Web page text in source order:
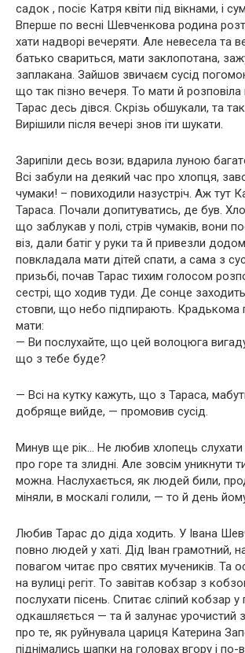
садок , посіє Катря квіти під вікнами, і
Вперше по весні Шевченкова родина
хати надворі вечеряти. Але невесела та
батько свариться, мати заклопотана,
заплакана. Зайшов звичаєм сусід
що так пізно вечеря. То мати й розповіла
Тарас десь дівся. Скрізь обшукали, та
Вирішили після вечері знов іти шукати.
Зарипіли десь вози; вдарила луною
Всі забули на деякий час про хлопця,
чумаки! – повиходили назустріч. Аж тут
Тараса. Почали допитуватись, де був.
що заблукав у полі, стрів чумаків, вони
віз, дали батіг у руки та й привезли
повкладала мати дітей спати, а сама з
призьбі, почав Тарас тихим голосом
сестрі, що ходив туди. Де сонце заходить,
стовпи, що небо підпирають. Крадькома
мати:
— Ви послухайте, що цей волоцюга
що з тебе буде?
— Всі на кутку кажуть, що з Тараса,
добряще вийде, — промовив сусід.
Минув ще рік… Не любив хлопець
про горе та злидні. Але зовсім уникнути
можна. Наслухається, як людей били,
міняли, в москалі голили, — то й день
Любив Тарас до діда ходить. У Івана
повно людей у хаті. Дід Іван грамотний,
повагом читає про святих мучеників. Та
на вулиці регіт. То завітав кобзар з
послухати пісень. Спитає сліпий кобзар
одкашляється — та й залунає урочистий
про те, як руйнувала цариця Катерина
піднімались шапки на головах вгору і по-